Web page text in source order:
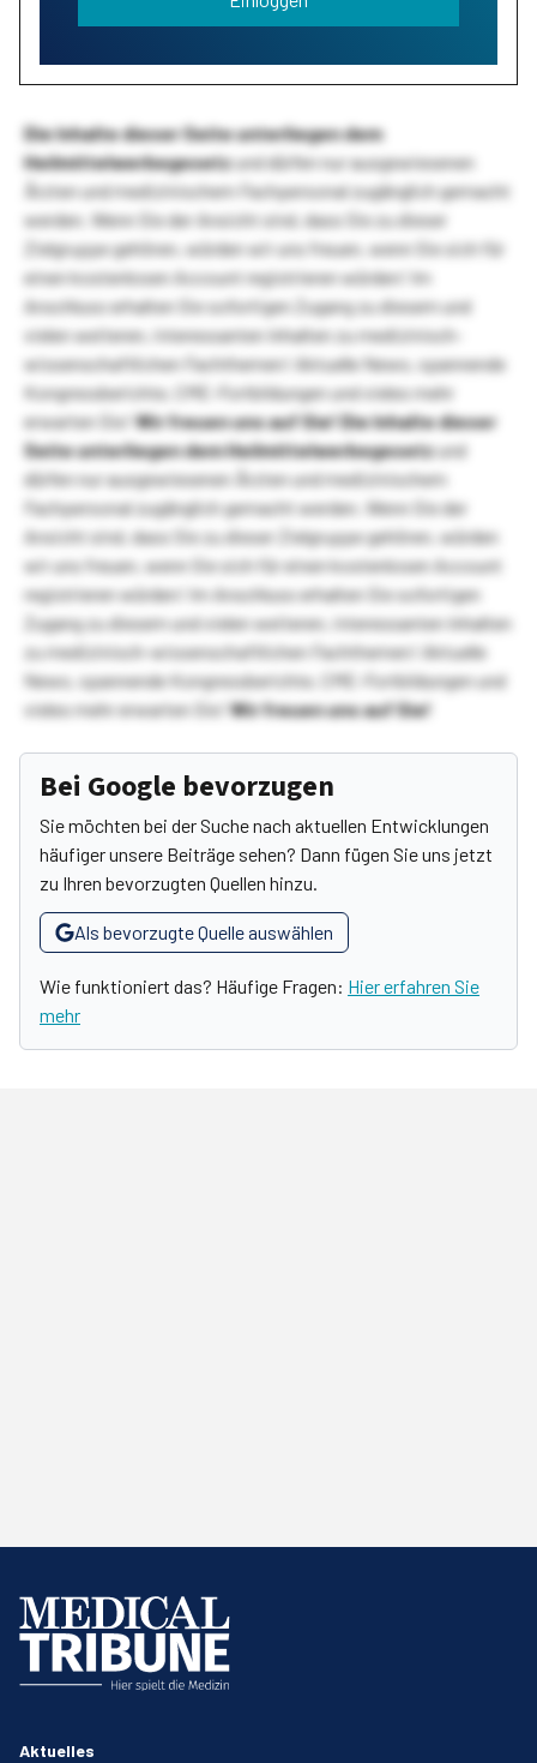
Die Inhalte dieser Seite unterliegen dem
Heilmittelwerbegesetzund dürfen nur ausgewiesenen
Ärzten und medizinischem Fachpersonal zugänglich gemacht
werden. Wenn Sie der Ansicht sind, dass Sie zu dieser
Zielgruppe gehören, würden wir uns freuen, wenn Sie sich für
einen kostenlosen Account registrieren würden! Im
Anschluss erhalten Sie sofortigen Zugang zu diesem und
vielen weiteren, interessanten Inhalten zu medizinisch-
wissenschaftlichen Fachthemen! Aktuelle News, spannende
Kongressberichte, CME-Fortbildungen und vieles mehr
erwarten Sie!Wir freuen uns auf Sie!Die Inhalte dieser
Seite unterliegen dem Heilmittelwerbegesetzund
dürfen nur ausgewiesenen Ärzten und medizinischem
Fachpersonal zugänglich gemacht werden. Wenn Sie der
Ansicht sind, dass Sie zu dieser Zielgruppe gehören, würden
wir uns freuen, wenn Sie sich für einen kostenlosen Account
registrieren würden! Im Anschluss erhalten Sie sofortigen
Zugang zu diesem und vielen weiteren, interessanten Inhalten
zu medizinisch-wissenschaftlichen Fachthemen! Aktuelle
News, spannende Kongressberichte, CME-Fortbildungen und
vieles mehr erwarten Sie!Wir freuen uns auf Sie!
Bei Google bevorzugen
Sie möchten bei der Suche nach aktuellen Entwicklungen
häufiger unsere Beiträge sehen? Dann fügen Sie uns jetzt
zu Ihren bevorzugten Quellen hinzu.
Als bevorzugte Quelle auswählen
Wie funktioniert das? Häufige Fragen: Hier erfahren Sie
mehr
Aktuelles